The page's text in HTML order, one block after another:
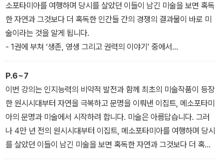
소포타미아를 여행하며 당시를 살았던 이들이 남긴 미술을 보면 혹독
한 자연과 그것보다 더 혹독한 인간들 간의 경쟁의 결과물이 바로 미
술이라는 것을 알게 됩니다.
- 1권에 부쳐 ‘생존, 영생 그리고 권력의 이야기’ 중에서
현대미술뿐 아니라 모든 미술 작품은 그 작품을 둘러싸고 있는 구체
적인 환경과 함께 봐야 합니다. 어떤 곳에 어떤 재료로 그려졌느냐에
따라 그 이미지가 주는 메시지가 180도 달라지거든요. 어떤 이미지
가 사진으로 나타날 때, 회화로 나타날 때, 조각으로 나타날 때 각기
다른 메시지가 있다는 뜻이죠. 캔버스 위에 매끄럽게 그려진 황소와
울퉁불퉁한 자연 암반 위에 그려진 황소는 완전히 다른 미술이에요.
- 1부 원시미술 2장 ‘그들은 동굴에서 무엇을 했을까’ 중에서
P.6~7
이번 강의는 인지능력의 비약적 발전과 함께 최초의 미술작품이 등장
한 원시시대부터 자연을 극복하고 문명을 이뤄낸 이집트, 메소포타미
아의 문명과 미술에서 시작하려 합니다. 미술은 아름답습니다. 그러
나 4만 년 전의 원시시대부터 이집트, 메소포타미아를 여행하며 당시
를 살았던 이들이 남긴 미술을 보면 혹독한 자연과 그것보다 더 혹독
한 인간들 간의 경쟁의 결과물이 바로 미술이라는 것을 알게 됩니다.